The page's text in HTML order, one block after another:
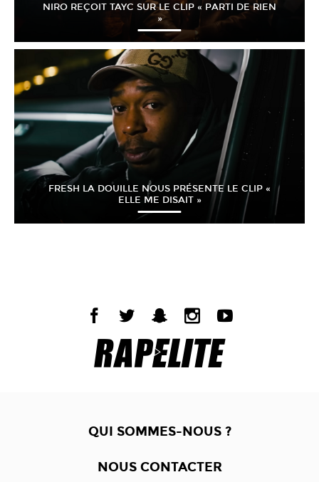
NIRO REÇOIT TAYC SUR LE CLIP « PARTI DE RIEN
»
FRESH LA DOUILLE NOUS PRÉSENTE LE CLIP «
ELLE ME DISAIT »
QUI SOMMES-NOUS ?
NOUS CONTACTER